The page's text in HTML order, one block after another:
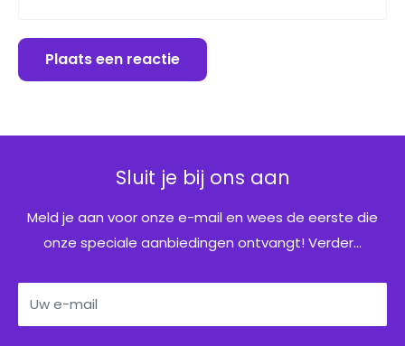
Plaats een reactie
Sluit je bij ons aan
Meld je aan voor onze e-mail en wees de eerste die
onze speciale aanbiedingen ontvangt! Verder...
Uw e-mail